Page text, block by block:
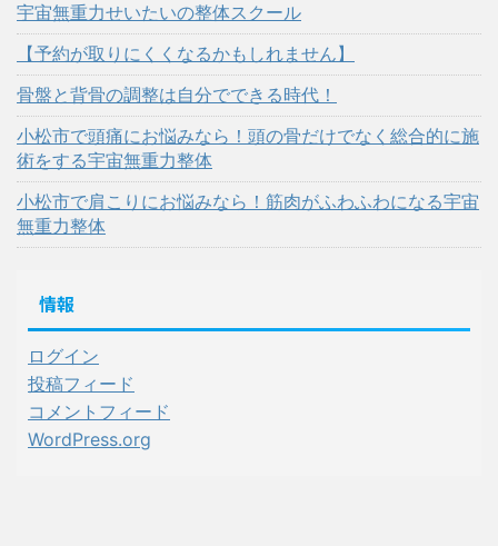
宇宙無重力せいたいの整体スクール
【予約が取りにくくなるかもしれません】
骨盤と背骨の調整は自分でできる時代！
小松市で頭痛にお悩みなら！頭の骨だけでなく総合的に施
術をする宇宙無重力整体
小松市で肩こりにお悩みなら！筋肉がふわふわになる宇宙
無重力整体
情報
ログイン
投稿フィード
コメントフィード
WordPress.org